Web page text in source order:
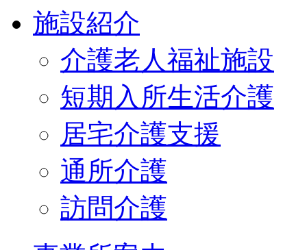
施設紹介
介護老人福祉施設
短期入所生活介護
居宅介護支援
通所介護
訪問介護